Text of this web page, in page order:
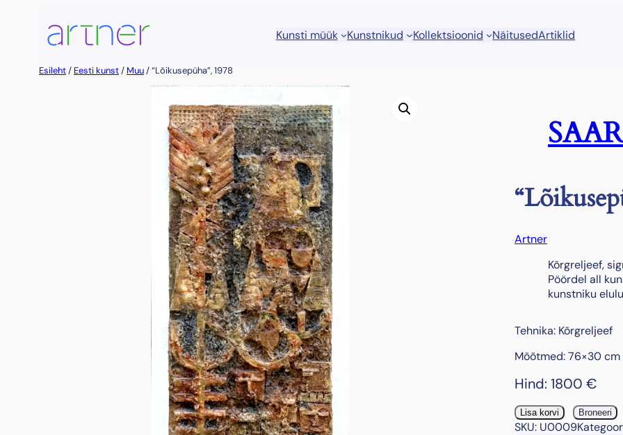
Kunsti müük Kunstnikud Kollektsioonid NäitusedArtiklid
Esileht/ Eesti kunst/ Muu/ “Lõikusepüha”, 1978
Artner
Kõrgreljeef,
Pöördel all
kunstniku
Tehnika: Kõrgreljeef
Mõõtmed: 76×30 cm
Hind: 1800 €
"
L
Lisa korvi Broneeri
SKU: U0009